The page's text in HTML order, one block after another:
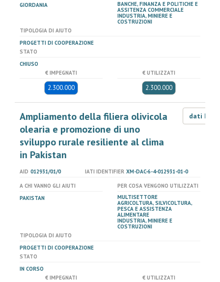
GIORDANIA
BANCHE, FINANZA E POLITICHE E
ASSITENZA COMMERCIALE
INDUSTRIA, MINIERE E
COSTRUZIONI
TIPOLOGIA DI AIUTO
PROGETTI DI COOPERAZIONE
STATO
CHIUSO
€ IMPEGNATI
2.300.000
€ UTILIZZATI
2.300.000
Ampliamento della filiera olivicola
olearia e promozione di uno
sviluppo rurale resiliente al clima
in Pakistan
dati LOD
AID 012931/01/0 IATI IDENTIFIER XM-DAC-6-4-012931-01-0
A CHI VANNO GLI AIUTI
PAKISTAN
PER COSA VENGONO UTILIZZATI
MULTISETTORE
AGRICOLTURA, SILVICOLTURA,
PESCA E ASSISTENZA
ALIMENTARE
INDUSTRIA, MINIERE E
COSTRUZIONI
TIPOLOGIA DI AIUTO
PROGETTI DI COOPERAZIONE
STATO
IN CORSO
€ IMPEGNATI
€ UTILIZZATI